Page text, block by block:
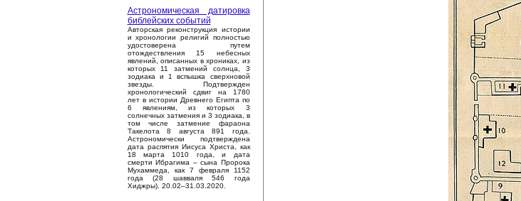
Астрономическая датировка
библейских событий
Авторская реконструкция истории
и хронологии религий полностью
удостоверена путем
отождествления 15 небесных
явлений, описанных в хрониках, из
которых 11 затмений солнца, 3
зодиака и 1 вспышка сверхновой
звезды. Подтвержден
хронологический сдвиг на 1780
лет в истории Древнего Египта по
6 явлениям, из которых 3
солнечных затмения и 3 зодиака, в
том числе затмение фараона
Такелота 8 августа 891 года.
Астрономически подтверждена
дата распятия Иисуса Христа, как
18 марта 1010 года, и дата
смерти Ибрагима – сына Пророка
Мухаммеда, как 7 февраля 1152
года (28 шавваля 546 года
Хиджры). 20.02–31.03.2020.